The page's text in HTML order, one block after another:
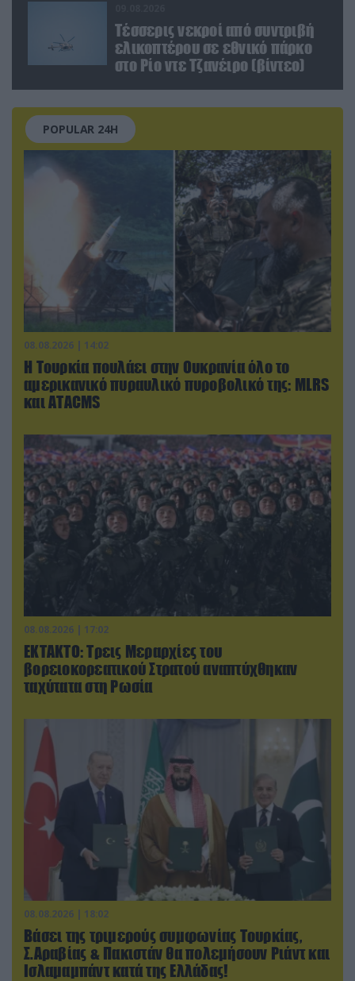
Τέσσερις νεκροί από συντριβή
ελικοπτέρου σε εθνικό πάρκο
στο Ρίο ντε Τζανέιρο (βίντεο)
POPULAR 24H
08.08.2026 | 14:02
Η Τουρκία πουλάει στην Ουκρανία όλο το
αμερικανικό πυραυλικό πυροβολικό της: MLRS
και ΑΤΑCMS
08.08.2026 | 17:02
ΕΚΤΑΚΤΟ: Τρεις Μεραρχίες του
βορειοκορεατικού Στρατού αναπτύχθηκαν
ταχύτατα στη Ρωσία
08.08.2026 | 18:02
Βάσει της τριμερούς συμφωνίας Τουρκίας,
Σ.Αραβίας & Πακιστάν θα πολεμήσουν Ριάντ και
Ισλαμαμπάντ κατά της Ελλάδας!